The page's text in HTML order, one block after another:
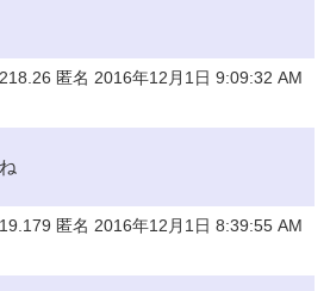
匿名 2016年12月1日 9:09:32 AM
匿名 2016年12月1日 8:39:55 AM